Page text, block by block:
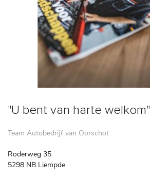
"U bent van harte welkom"
Team Autobedrijf van Oorschot
Roderweg 35
5298 NB Liempde